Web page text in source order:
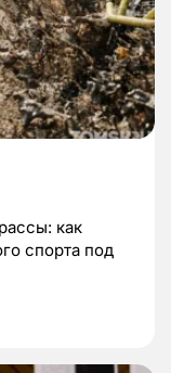
как
спорта под